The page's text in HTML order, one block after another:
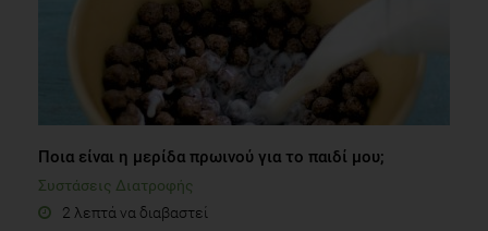
Ποια είναι η μερίδα πρωινού για το παιδί μου;
Συστάσεις Διατροφής
2 λεπτά να διαβαστεί